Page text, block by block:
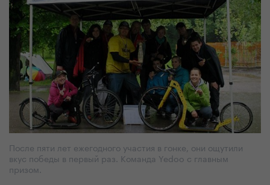
После пяти лет ежегодного участия в гонке, они ощутили
вкус победы в первый раз. Команда Yedoo с главным
призом.